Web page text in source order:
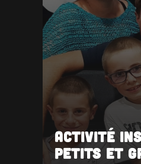
Activité
petits et